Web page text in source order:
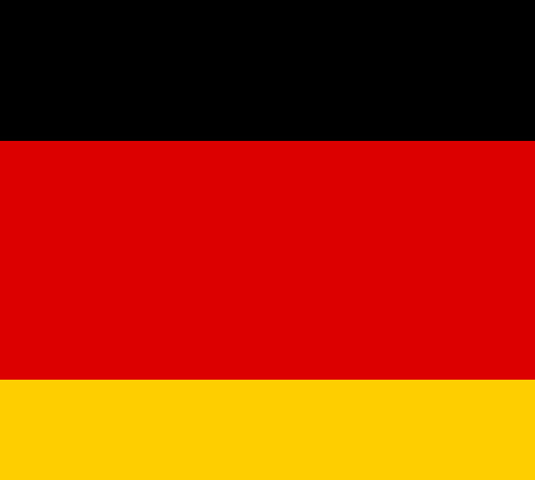
stingerea soarelui. Profesorul trebuie sa-si foloseasca